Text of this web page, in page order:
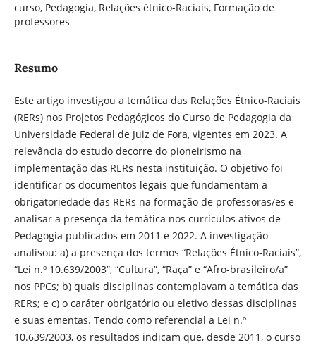
curso, Pedagogia, Relações étnico-Raciais, Formação de
professores
Resumo
Este artigo investigou a temática das Relações Étnico-Raciais
(RERs) nos Projetos Pedagógicos do Curso de Pedagogia da
Universidade Federal de Juiz de Fora, vigentes em 2023. A
relevância do estudo decorre do pioneirismo na
implementação das RERs nesta instituição. O objetivo foi
identificar os documentos legais que fundamentam a
obrigatoriedade das RERs na formação de professoras/es e
analisar a presença da temática nos currículos ativos de
Pedagogia publicados em 2011 e 2022. A investigação
analisou: a) a presença dos termos “Relações Étnico-Raciais”,
“Lei n.º 10.639/2003”, “Cultura”, “Raça” e “Afro-brasileiro/a”
nos PPCs; b) quais disciplinas contemplavam a temática das
RERs; e c) o caráter obrigatório ou eletivo dessas disciplinas
e suas ementas. Tendo como referencial a Lei n.º
10.639/2003, os resultados indicam que, desde 2011, o curso